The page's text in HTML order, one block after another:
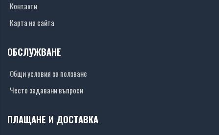
Контакти
Карта на сайта
ОБСЛУЖВАНЕ
Общи условия за ползване
Често задавани въпроси
ПЛАЩАНЕ И ДОСТАВКА